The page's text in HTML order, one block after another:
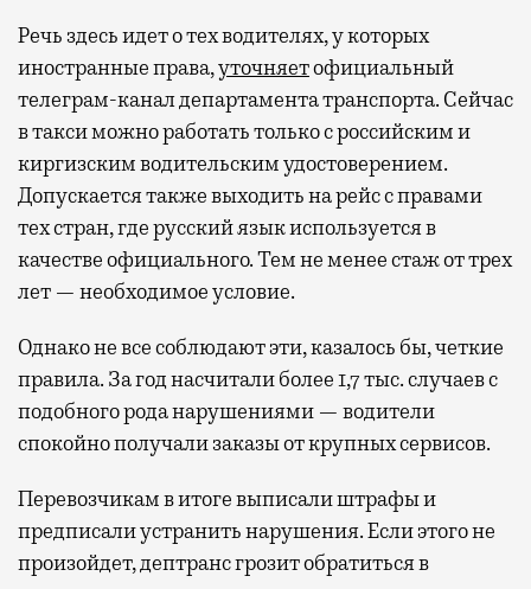
Речь здесь идет о тех водителях, у которых
иностранные права,уточняетофициальный
телеграм-канал департамента транспорта. Сейчас
в такси можно работать только с российским и
киргизским водительским удостоверением.
Допускается также выходить на рейс с правами
тех стран, где русский язык используется в
качестве официального. Тем не менее стаж от трех
лет — необходимое условие.
Однако не все соблюдают эти, казалось бы, четкие
правила. За год насчитали более 1,7 тыс. случаев с
подобного рода нарушениями — водители
спокойно получали заказы от крупных сервисов.
Перевозчикам в итоге выписали штрафы и
предписали устранить нарушения. Если этого не
произойдет, дептранс грозит обратиться в